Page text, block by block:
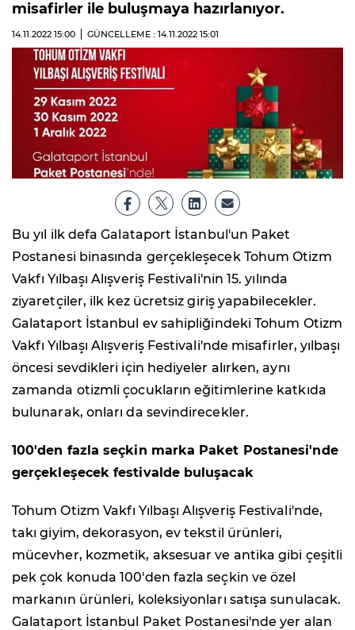
misafirler ile buluşmaya hazırlanıyor.
14.11.2022 15:00 GÜNCELLEME : 14.11.2022 15:01
Bu yıl ilk defa Galataport İstanbul'un Paket
Postanesi binasında gerçekleşecek Tohum Otizm
Vakfı Yılbaşı Alışveriş Festivali'nin 15. yılında
ziyaretçiler, ilk kez ücretsiz giriş yapabilecekler.
Galataport İstanbul ev sahipliğindeki Tohum Otizm
Vakfı Yılbaşı Alışveriş Festivali'nde misafirler, yılbaşı
öncesi sevdikleri için hediyeler alırken, aynı
zamanda otizmli çocukların eğitimlerine katkıda
bulunarak, onları da sevindirecekler.
100'den fazla seçkin marka Paket Postanesi'nde
gerçekleşecek festivalde buluşacak
Tohum Otizm Vakfı Yılbaşı Alışveriş Festivali'nde,
takı giyim, dekorasyon, ev tekstil ürünleri,
mücevher, kozmetik, aksesuar ve antika gibi çeşitli
pek çok konuda 100'den fazla seçkin ve özel
markanın ürünleri, koleksiyonları satışa sunulacak.
Galataport İstanbul Paket Postanesi'nde yer alan